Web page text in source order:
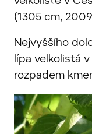
(1305 cm,
Nejvyššího
lípa velkolistá
rozpadem